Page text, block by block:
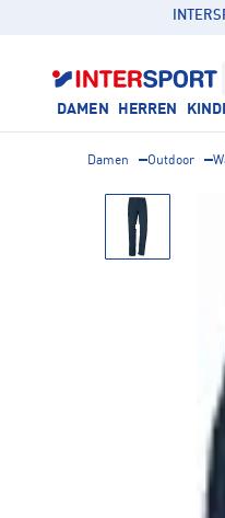
DAMEN HERREN
Damen Outdoor